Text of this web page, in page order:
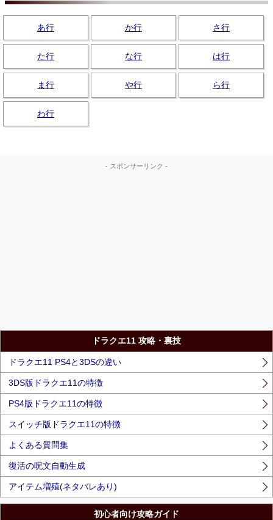
あ行 か行 さ行
た行 な行 は行
ま行 や行 ら行
わ行
- スポンサーリンク -
ドラクエ11 攻略・裏技
ドラクエ11 PS4と3DSの違い
3DS版ドラクエ11の特徴
PS4版ドラクエ11の特徴
スイッチ版ドラクエ11の特徴
よくある質問集
復活の呪文自動生成
アイテム増殖(ネタバレあり)
初心者向け攻略ガイド